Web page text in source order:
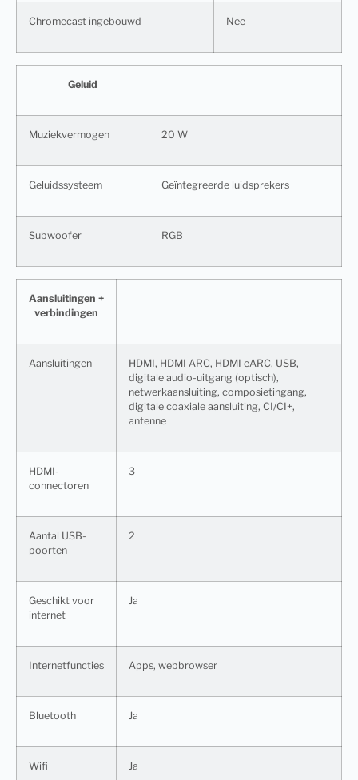
Chromecast ingebouwd Nee
Geluid
Muziekvermogen 20 W
Geluidssysteem Geïntegreerde luidsprekers
Subwoofer RGB
Aansluitingen +
verbindingen
Aansluitingen
HDMI, HDMI ARC, HDMI eARC, USB,
digitale audio-uitgang (optisch),
netwerkaansluiting, composietingang,
digitale coaxiale aansluiting, CI/CI+,
antenne
HDMI-
connectoren
3
Aantal USB-
poorten
2
Geschikt voor
internet
Ja
Internetfuncties Apps, webbrowser
Bluetooth Ja
Wifi Ja